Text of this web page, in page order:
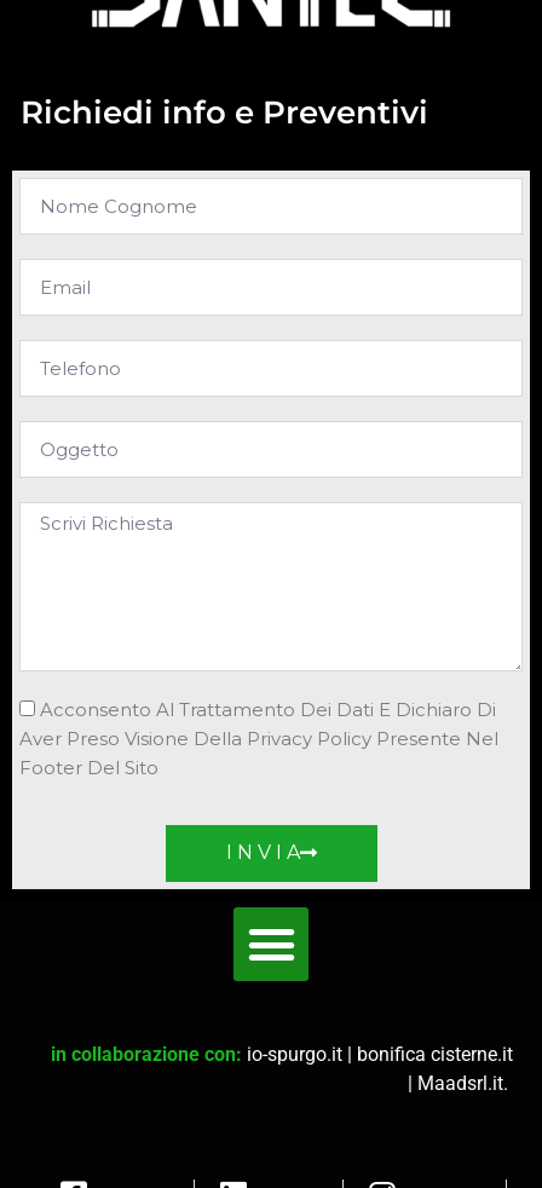
Richiedi info e Preventivi
Acconsento Al Trattamento Dei Dati E Dichiaro Di
Aver Preso Visione Della Privacy Policy Presente Nel
Footer Del Sito
I N V I A
in collaborazione con: io-spurgo.it | bonifica cisterne.it
| Maadsrl.it.